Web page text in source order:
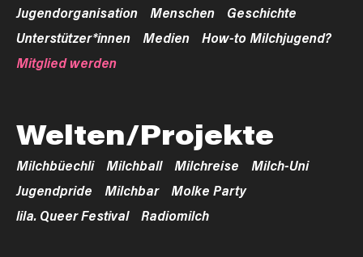
Jugendorganisation Menschen
Geschichte
Unterstützer*innen
Medien
How-to Milchjugend?
Mitglied werden
Welten/Projekte
Milchbüechli Milchball Milchreise
Milch-Uni
Jugendpride
Milchbar
Molke Party
lila. Queer Festival
Radiomilch